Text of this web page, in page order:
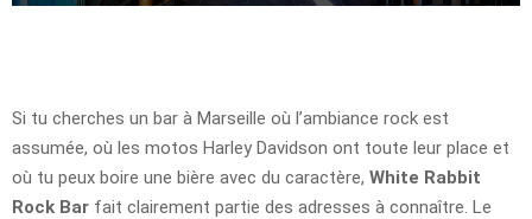
Si tu cherches un bar à Marseille où l’ambiance rock est
assumée, où les motos Harley Davidson ont toute leur place et
où tu peux boire une bière avec du caractère, White Rabbit
Rock Bar fait clairement partie des adresses à connaître. Le